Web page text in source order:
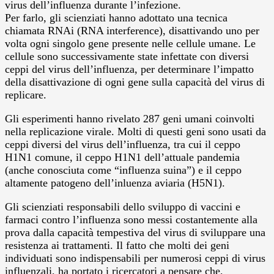
virus dell’influenza durante l’infezione.
Per farlo, gli scienziati hanno adottato una tecnica
chiamata RNAi (RNA interference), disattivando uno per
volta ogni singolo gene presente nelle cellule umane. Le
cellule sono successivamente state infettate con diversi
ceppi del virus dell’influenza, per determinare l’impatto
della disattivazione di ogni gene sulla capacità del virus di
replicare.
Gli esperimenti hanno rivelato 287 geni umani coinvolti
nella replicazione virale. Molti di questi geni sono usati da
ceppi diversi del virus dell’influenza, tra cui il ceppo
H1N1 comune, il ceppo H1N1 dell’attuale pandemia
(anche conosciuta come “influenza suina”) e il ceppo
altamente patogeno dell’inluenza aviaria (H5N1).
Gli scienziati responsabili dello sviluppo di vaccini e
farmaci contro l’influenza sono messi costantemente alla
prova dalla capacità tempestiva del virus di sviluppare una
resistenza ai trattamenti. Il fatto che molti dei geni
individuati sono indispensabili per numerosi ceppi di virus
influenzali, ha portato i ricercatori a pensare che,